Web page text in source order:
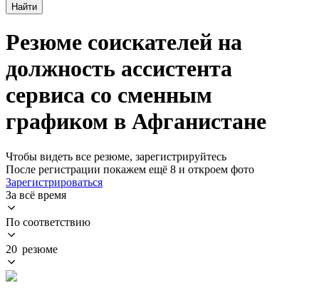
Найти
Резюме соискателей на
должность ассистента
сервиса со сменным
графиком в Афганистане
Чтобы видеть все резюме, зарегистрируйтесь
После регистрации покажем ещё 8 и откроем фото
Зарегистрироваться
За всё время
По соответствию
20 резюме